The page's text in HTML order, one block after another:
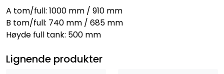
A tom/full: 1000 mm / 910 mm
B tom/full: 740 mm / 685 mm
Høyde full tank: 500 mm
Lignende produkter